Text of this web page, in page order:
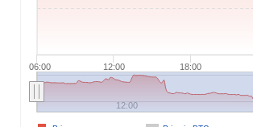
06:00 12:00 18:00
12:00